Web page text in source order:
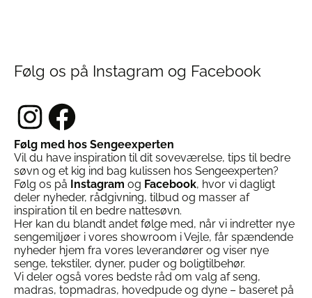
Følg os på Instagram og Facebook
Instagram
Facebook
Følg med hos Sengeexperten
Vil du have inspiration til dit soveværelse, tips til bedre
søvn og et kig ind bag kulissen hos Sengeexperten?
Følg os på Instagram og Facebook, hvor vi dagligt
deler nyheder, rådgivning, tilbud og masser af
inspiration til en bedre nattesøvn.
Her kan du blandt andet følge med, når vi indretter nye
sengemiljøer i vores showroom i Vejle, får spændende
nyheder hjem fra vores leverandører og viser nye
senge, tekstiler, dyner, puder og boligtilbehør.
Vi deler også vores bedste råd om valg af seng,
madras, topmadras, hovedpude og dyne – baseret på